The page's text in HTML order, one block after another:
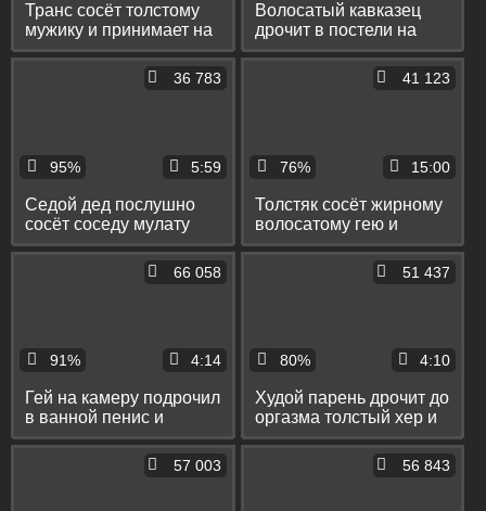
Транс сосёт толстому
мужику и принимает на
лицо его сперму
Волосатый кавказец
дрочит в постели на
порнушку хуй и ест
95%
36 783
5:59
Седой дед послушно
сосёт соседу мулату
писюн и принимает в
76%
41 123
15:00
Толстяк сосёт жирному
волосатому гею и
принимает его сперму в
91%
66 058
4:14
Гей на камеру подрочил
в ванной пенис и
выдавил с него сперму
80%
51 437
4:10
Худой парень дрочит до
оргазма толстый хер и
спускает сперму на пол
57 003 56 843